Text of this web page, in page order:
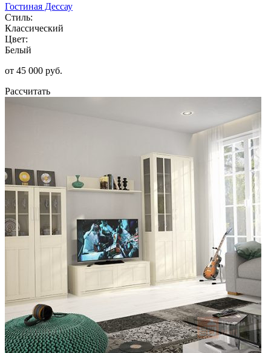
Гостиная Дессау
Стиль:
Классический
Цвет:
Белый
от 45 000 руб.
Рассчитать